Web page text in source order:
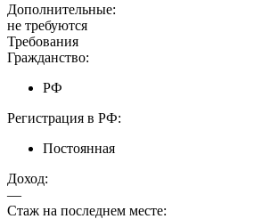
Дополнительные:
не требуются
Требования
Гражданство:
РФ
Регистрация в РФ:
Постоянная
Доход:
—
Стаж на последнем месте: